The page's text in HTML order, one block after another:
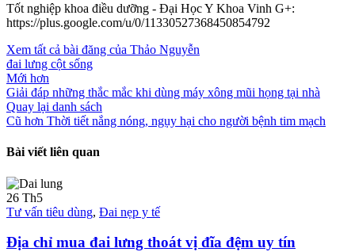
Tốt nghiệp khoa điều dưỡng - Đại Học Y Khoa Vinh G+:
https://plus.google.com/u/0/11330527368450854792
Xem tất cả bài đăng của Thảo Nguyễn
đai lưng cột sống
Mới hơn
Giải đáp những thắc mắc khi dùng máy xông mũi họng tại nhà
Quay lại danh sách
Cũ hơn Thời tiết nắng nóng, ngụy hại cho người bệnh tim mạch
Bài viết liên quan
26 Th5
Tư vấn tiêu dùng, Đai nẹp y tế
Địa chỉ mua đai lưng thoát vị đĩa đệm uy tín